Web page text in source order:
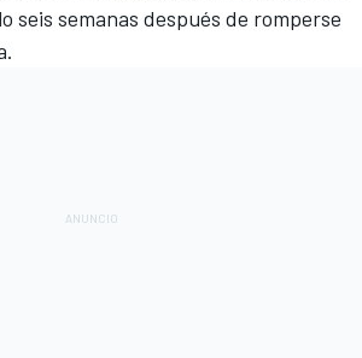
seis semanas después de romperse